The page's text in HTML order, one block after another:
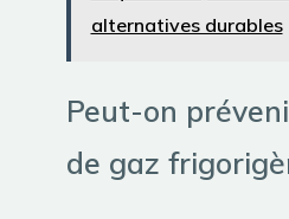
alternatives durables
Peut-on
de gaz